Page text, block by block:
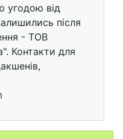
угодою від
після
- ТОВ
Контакти для